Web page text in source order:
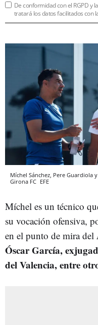
De conformidad con el RGPD y
tratará los datos facilitados con
Míchel Sánchez, Pere Guardiola
Girona FC EFE
Míchel es un técnico
su vocación ofensiva,
en el punto de mira del
Óscar García,
del Valencia, entre